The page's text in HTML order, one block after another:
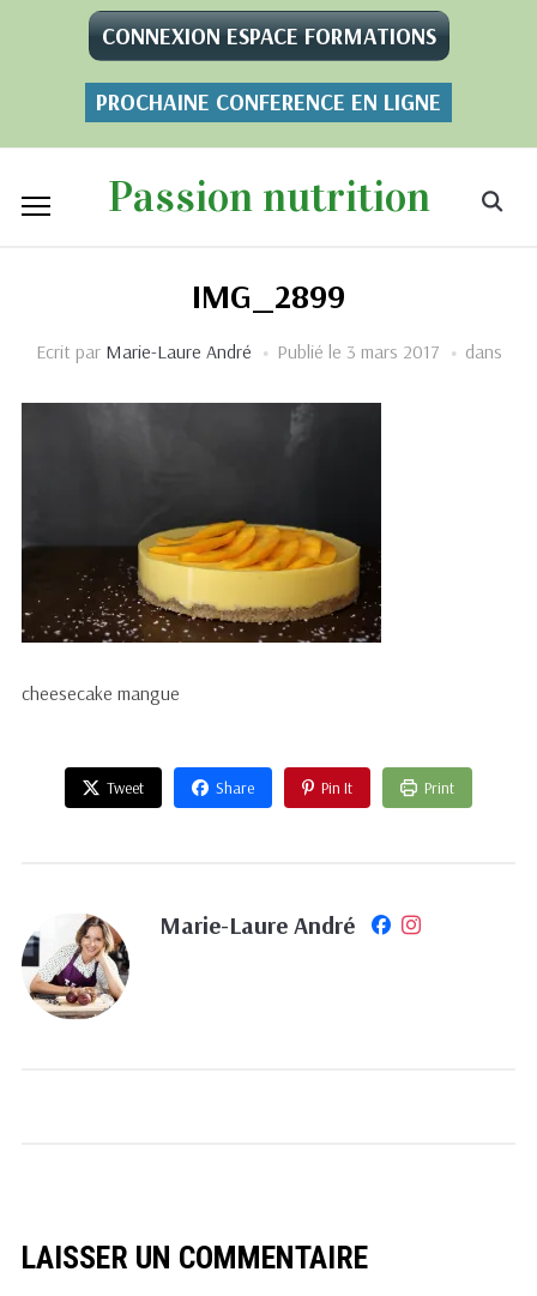
CONNEXION ESPACE FORMATIONS
PROCHAINE CONFERENCE EN LIGNE
Passion nutrition
IMG_2899
Ecrit par Marie-Laure André Publié le 3 mars 2017 dans
cheesecake mangue
Tweet Share Pin It Print
Marie-Laure André
LAISSER UN COMMENTAIRE